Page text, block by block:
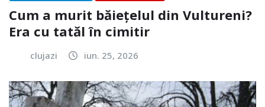
Cum a murit băiețelul din Vultureni?
Era cu tatăl în cimitir
clujazi iun. 25, 2026